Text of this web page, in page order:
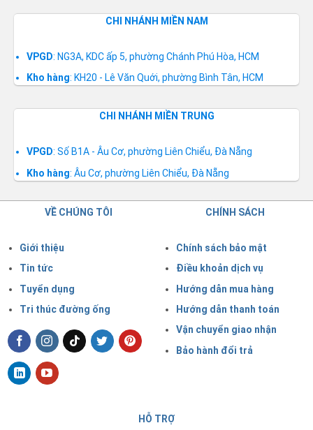
CHI NHÁNH MIỀN NAM
VPGD: NG3A, KDC ấp 5, phường Chánh Phú Hòa, HCM
Kho hàng: KH20 - Lê Văn Quới, phường Bình Tân, HCM
CHI NHÁNH MIỀN TRUNG
VPGD: Số B1A - Âu Cơ, phường Liên Chiểu, Đà Nẵng
Kho hàng: Âu Cơ, phường Liên Chiểu, Đà Nẵng
VỀ CHÚNG TÔI
Giới thiệu
Tin tức
Tuyển dụng
Tri thúc đường ống
CHÍNH SÁCH
Chính sách bảo mật
Điều khoản dịch vụ
Hướng dẫn mua hàng
Hướng dẫn thanh toán
Vận chuyển giao nhận
Bảo hành đổi trả
HỖ TRỢ